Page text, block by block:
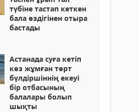
түбіне тастап кеткен
бала өздігінен отыра
бастады
Астанада суға кетіп
көз жұмған төрт
бүлдіршіннің екеуі
бір отбасының
балалары болып
шықты